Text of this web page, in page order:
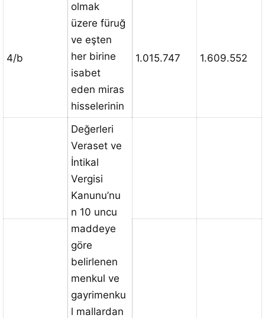
olmak
üzere füruğ
ve eşten
her birine
isabet
eden miras
hisselerinin
4/b 1.015.747 1.609.552
Değerleri
Veraset ve
İntikal
Vergisi
Kanunu’nu
n 10 uncu
maddeye
göre
belirlenen
menkul ve
gayrimenku
l mallardan